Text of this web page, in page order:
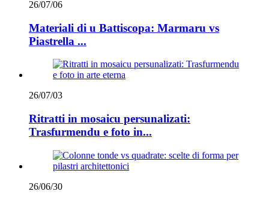
26/07/06
Materiali di u Battiscopa: Marmaru vs
Piastrella ...
26/07/03
Ritratti in mosaicu persunalizati:
Trasfurmendu e foto in...
26/06/30